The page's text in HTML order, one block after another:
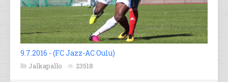
9.7.2016 - (FC Jazz-AC Oulu)
Jalkapallo 23518